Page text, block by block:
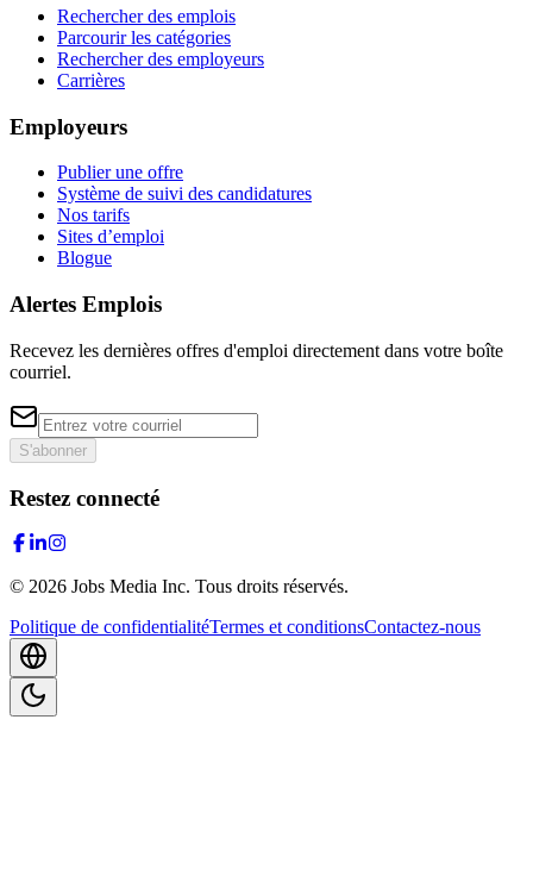
Rechercher des emplois
Parcourir les catégories
Rechercher des employeurs
Carrières
Employeurs
Publier une offre
Système de suivi des candidatures
Nos tarifs
Sites d’emploi
Blogue
Alertes Emplois
Recevez les dernières offres d'emploi directement dans votre boîte
courriel.
S'abonner
Restez connecté
© 2026 Jobs Media Inc. Tous droits réservés.
Politique de confidentialitéTermes et conditionsContactez-nous